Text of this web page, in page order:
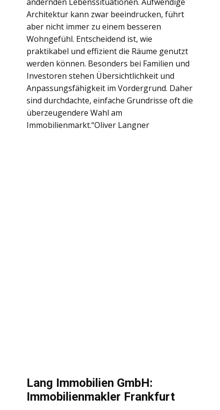
Architektur kann zwar beeindrucken, führt
aber nicht immer zu einem besseren
Wohngefühl. Entscheidend ist, wie
praktikabel und effizient die Räume genutzt
werden können. Besonders bei Familien und
Investoren stehen Übersichtlichkeit und
Anpassungsfähigkeit im Vordergrund. Daher
sind durchdachte, einfache Grundrisse oft die
überzeugendere Wahl am
Immobilienmarkt.“Oliver Langner
Lang Immobilien GmbH:
Immobilienmakler Frankfurt